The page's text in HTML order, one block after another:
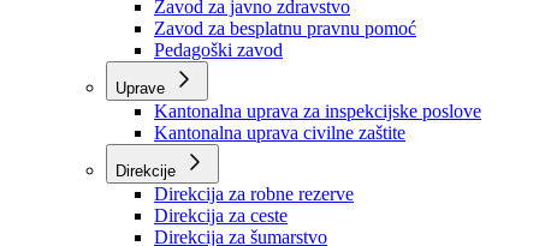
Zavodi
Zavod zdravstvenog osiguranja
Zavod za javno zdravstvo
Zavod za besplatnu pravnu pomoć
Pedagoški zavod
Kantonalna uprava za inspekcijske poslove
Kantonalna uprava civilne zaštite
Direkcije